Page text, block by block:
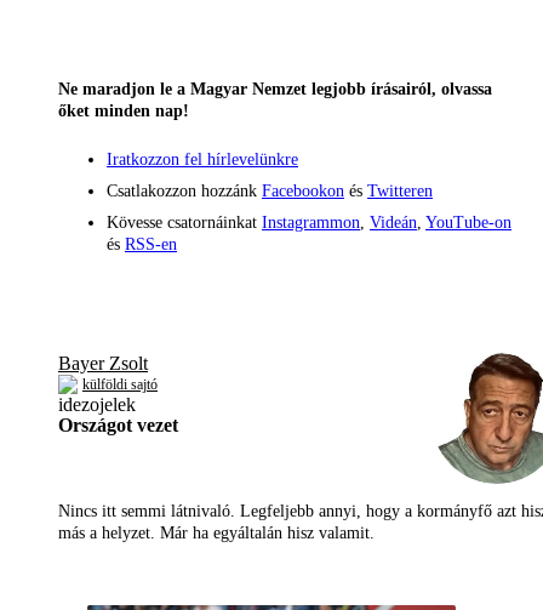
Ne maradjon le a Magyar Nemzet legjobb írásairól, olvassa
őket minden nap!
Iratkozzon fel hírlevelünkre
Csatlakozzon hozzánk Facebookon és Twitteren
Kövesse csatornáinkat Instagrammon, Videán, YouTube-on
és RSS-en
Bayer Zsolt
külföldi sajtó
Országot vezet
Nincs itt semmi látnivaló. Legfeljebb annyi, hogy a kormányfő azt
más a helyzet. Már ha egyáltalán hisz valamit.